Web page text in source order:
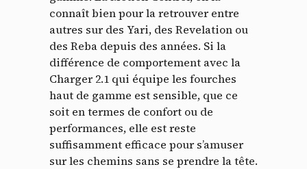
connaît bien pour la retrouver entre
autres sur des Yari, des Revelation ou
des Reba depuis des années. Si la
différence de comportement avec la
Charger 2.1 qui équipe les fourches
haut de gamme est sensible, que ce
soit en termes de confort ou de
performances, elle est reste
suffisamment efficace pour s’amuser
sur les chemins sans se prendre la tête.